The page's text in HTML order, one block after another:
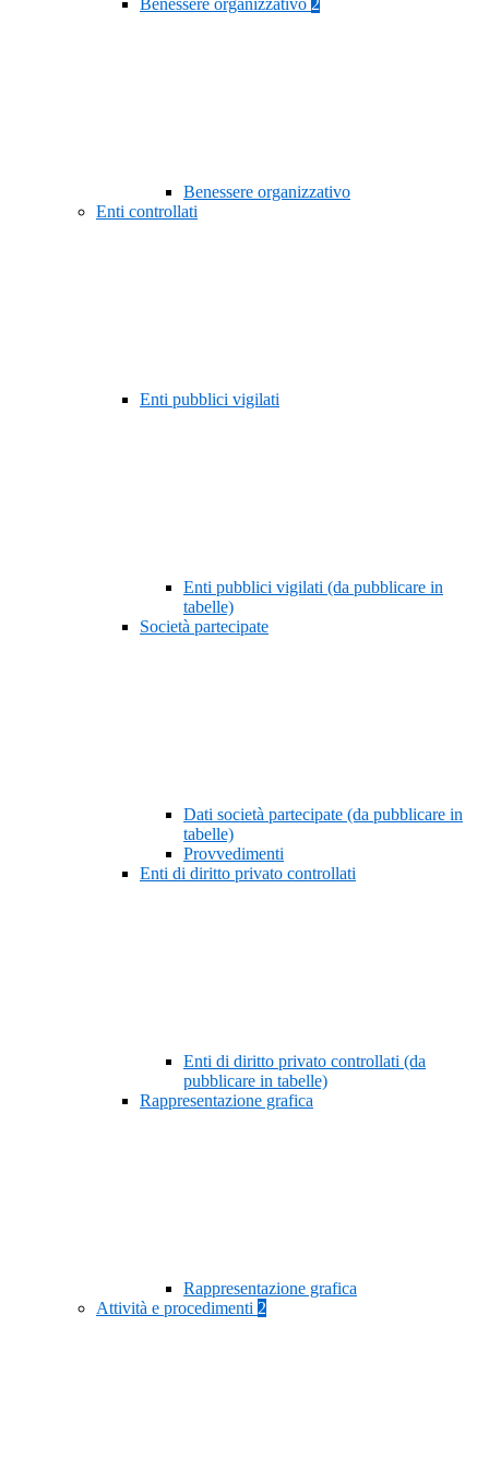
Benessere organizzativo 2
Benessere organizzativo
Enti controllati
Enti pubblici vigilati
Enti pubblici vigilati (da pubblicare in
tabelle)
Società partecipate
Dati società partecipate (da pubblicare in
tabelle)
Provvedimenti
Enti di diritto privato controllati
Enti di diritto privato controllati (da
pubblicare in tabelle)
Rappresentazione grafica
Rappresentazione grafica
Attività e procedimenti 2